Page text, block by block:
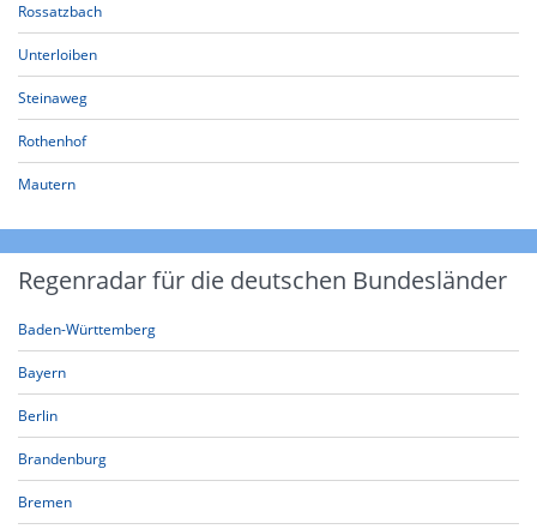
Rossatzbach
Unterloiben
Steinaweg
Rothenhof
Mautern
Regenradar für die deutschen Bundesländer
Baden-Württemberg
Bayern
Berlin
Brandenburg
Bremen